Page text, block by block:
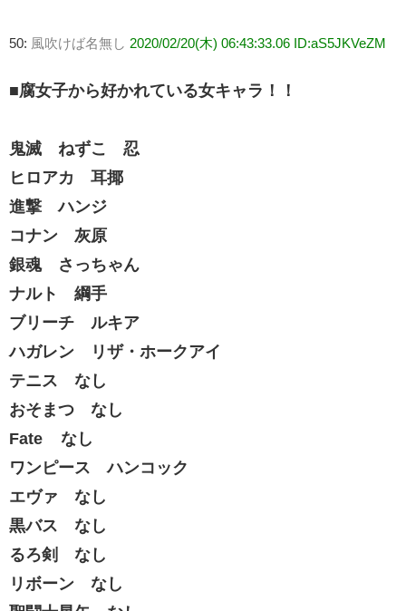
50: 風吹けば名無し 2020/02/20(木) 06:43:33.06 ID:aS5JKVeZM
■腐女子から好かれている女キャラ！！
鬼滅 ねずこ 忍
ヒロアカ 耳揶
進撃 ハンジ
コナン 灰原
銀魂 さっちゃん
ナルト 綱手
ブリーチ ルキア
ハガレン リザ・ホークアイ
テニス なし
おそまつ なし
Fate なし
ワンピース ハンコック
エヴァ なし
黒バス なし
るろ剣 なし
リボーン なし